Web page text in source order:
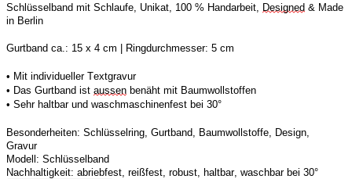
Schlüsselband mit Schlaufe, Unikat, 100 % Handarbeit, Designed & Made
in Berlin
Gurtband ca.: 15 x 4 cm | Ringdurchmesser: 5 cm
• Mit individueller Textgravur
• Das Gurtband ist aussen benäht mit Baumwollstoffen
• Sehr haltbar und waschmaschinenfest bei 30°
Besonderheiten: Schlüsselring, Gurtband, Baumwollstoffe, Design,
Gravur
Modell: Schlüsselband
Nachhaltigkeit: abriebfest, reißfest, robust, haltbar, waschbar bei 30°